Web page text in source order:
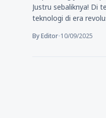
Justru sebaliknya! Di
teknologi di era
By Editor•10/09/2025